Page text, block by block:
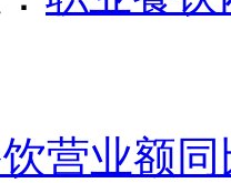
营业额